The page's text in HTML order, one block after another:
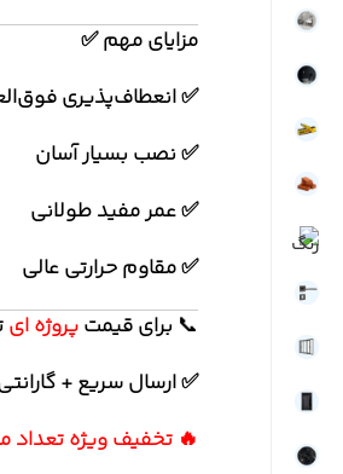
مزایای مهم ✅
✅ انعطاف‌پذیری
✅ نصب بسیار آسان
✅ عمر مفید طولانی
✅ مقاوم حرارتی عالی
📞 برایقیمتپروژه ای
✅ ارسال سریع +
🔥 تخفیف ویژه تعداد